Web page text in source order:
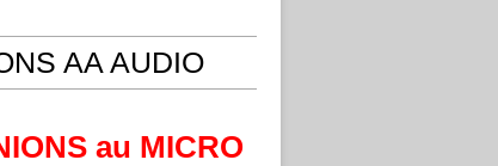
AA AUDIO
au MICRO